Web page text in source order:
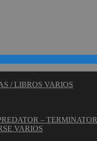
/ LIBROS VARIOS
– TERMINATOR
VARIOS